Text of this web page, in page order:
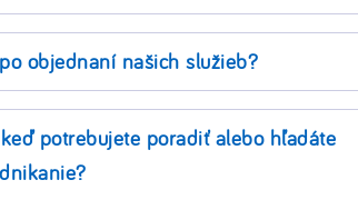
objednaní našich služieb?
potrebujete poradiť alebo hľadáte